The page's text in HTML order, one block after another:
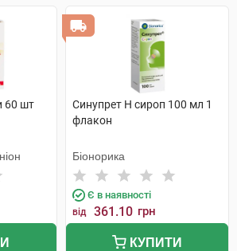
60 шт
Синупрет Н сироп 100 мл 1
флакон
Біонорика
Є в наявності
від 361.10 грн
КУПИТИ